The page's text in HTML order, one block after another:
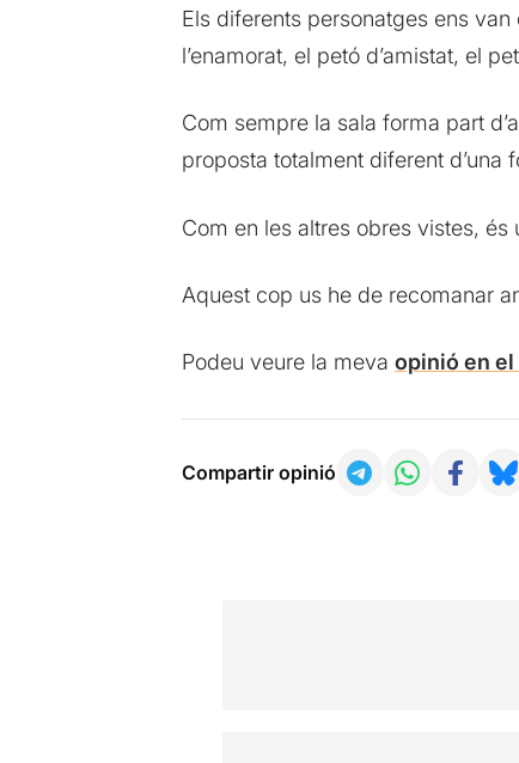
Els diferents personatges ens
l’enamorat, el petó d’amistat, el
Com sempre la sala forma part
proposta totalment diferent
Com en les altres obres vistes,
Aquest cop us he de recomanar
Podeu veure la meva opinió en
Compartir opinió